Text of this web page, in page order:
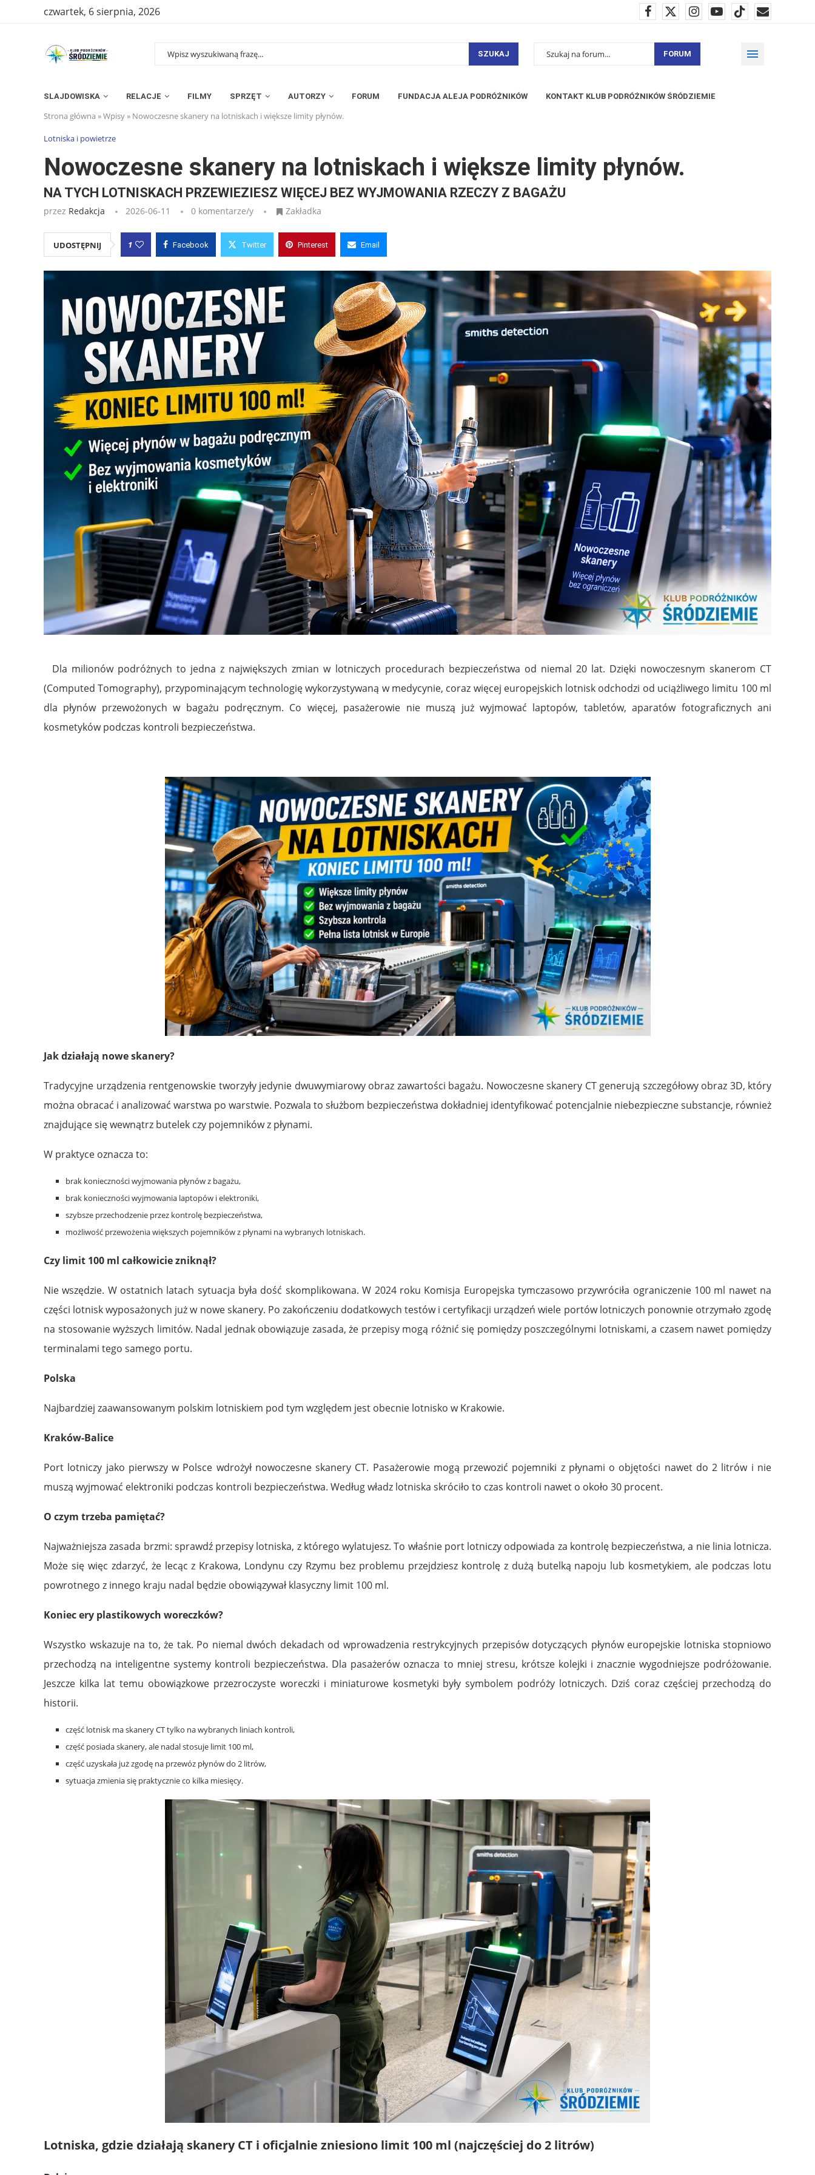
czwartek, 6 sierpnia, 2026
SZUKAJ FORUM
SLAJDOWISKA RELACJE FILMY SPRZĘT AUTORZY FORUM FUNDACJA ALEJA PODRÓŻNIKÓW KONTAKT KLUB PODRÓŻNIKÓW ŚRÓDZIEMIE
Strona główna »Wpisy» Nowoczesne skanery na lotniskach i większe limity płynów.
Lotniska i powietrze
Nowoczesne skanery na lotniskach i większe limity płynów.
NA TYCH LOTNISKACH PRZEWIEZIESZ WIĘCEJ BEZ WYJMOWANIA RZECZY Z BAGAŻU
przez Redakcja 2026-06-11 0 komentarze/y Zakładka
UDOSTĘPNIJ 1 Facebook Twitter Pinterest Email
Dla milionów podróżnych to jedna z największych zmian w lotniczych procedurach bezpieczeństwa od niemal 20 lat. Dzięki nowoczesnym skanerom CT
(Computed Tomography), przypominającym technologię wykorzystywaną w medycynie, coraz więcej europejskich lotnisk odchodzi od uciążliwego limitu 100 ml
dla płynów przewożonych w bagażu podręcznym. Co więcej, pasażerowie nie muszą już wyjmować laptopów, tabletów, aparatów fotograficznych ani
kosmetyków podczas kontroli bezpieczeństwa.
Jak działają nowe skanery?
Tradycyjne urządzenia rentgenowskie tworzyły jedynie dwuwymiarowy obraz zawartości bagażu. Nowoczesne skanery CT generują szczegółowy obraz 3D, który
można obracać i analizować warstwa po warstwie. Pozwala to służbom bezpieczeństwa dokładniej identyfikować potencjalnie niebezpieczne substancje, również
znajdujące się wewnątrz butelek czy pojemników z płynami.
W praktyce oznacza to:
brak konieczności wyjmowania płynów z bagażu,
brak konieczności wyjmowania laptopów i elektroniki,
szybsze przechodzenie przez kontrolę bezpieczeństwa,
możliwość przewożenia większych pojemników z płynami na wybranych lotniskach.
Czy limit 100 ml całkowicie zniknął?
Nie wszędzie. W ostatnich latach sytuacja była dość skomplikowana. W 2024 roku Komisja Europejska tymczasowo przywróciła ograniczenie 100 ml nawet na
części lotnisk wyposażonych już w nowe skanery. Po zakończeniu dodatkowych testów i certyfikacji urządzeń wiele portów lotniczych ponownie otrzymało zgodę
na stosowanie wyższych limitów. Nadal jednak obowiązuje zasada, że przepisy mogą różnić się pomiędzy poszczególnymi lotniskami, a czasem nawet pomiędzy
terminalami tego samego portu.
Polska
Najbardziej zaawansowanym polskim lotniskiem pod tym względem jest obecnie lotnisko w Krakowie.
Kraków-Balice
Port lotniczy jako pierwszy w Polsce wdrożył nowoczesne skanery CT. Pasażerowie mogą przewozić pojemniki z płynami o objętości nawet do 2 litrów i nie
muszą wyjmować elektroniki podczas kontroli bezpieczeństwa. Według władz lotniska skróciło to czas kontroli nawet o około 30 procent.
O czym trzeba pamiętać?
Najważniejsza zasada brzmi: sprawdź przepisy lotniska, z którego wylatujesz. To właśnie port lotniczy odpowiada za kontrolę bezpieczeństwa, a nie linia lotnicza.
Może się więc zdarzyć, że lecąc z Krakowa, Londynu czy Rzymu bez problemu przejdziesz kontrolę z dużą butelką napoju lub kosmetykiem, ale podczas lotu
powrotnego z innego kraju nadal będzie obowiązywał klasyczny limit 100 ml.
Koniec ery plastikowych woreczków?
Wszystko wskazuje na to, że tak. Po niemal dwóch dekadach od wprowadzenia restrykcyjnych przepisów dotyczących płynów europejskie lotniska stopniowo
przechodzą na inteligentne systemy kontroli bezpieczeństwa. Dla pasażerów oznacza to mniej stresu, krótsze kolejki i znacznie wygodniejsze podróżowanie.
Jeszcze kilka lat temu obowiązkowe przezroczyste woreczki i miniaturowe kosmetyki były symbolem podróży lotniczych. Dziś coraz częściej przechodzą do
historii.
część lotnisk ma skanery CT tylko na wybranych liniach kontroli,
część posiada skanery, ale nadal stosuje limit 100 ml,
część uzyskała już zgodę na przewóz płynów do 2 litrów,
sytuacja zmienia się praktycznie co kilka miesięcy.
Lotniska, gdzie działają skanery CT i oficjalnie zniesiono limit 100 ml (najczęściej do 2 litrów)